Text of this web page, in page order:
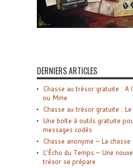
DERNIERS ARTICLES
Chasse au trésor gratuite : A
ou Mme
Chasse au trésor gratuite :
Une boîte à outils gratuite
messages codés
Chasse anonyme – La
L’Écho du Temps – Une
trésor se prépare